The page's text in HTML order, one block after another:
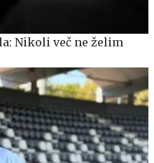
Nikoli več ne želim